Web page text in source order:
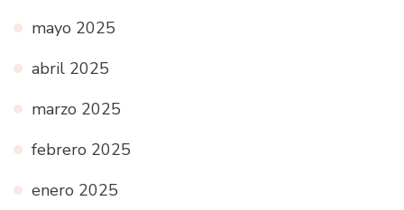
mayo 2025
abril 2025
marzo 2025
febrero 2025
enero 2025